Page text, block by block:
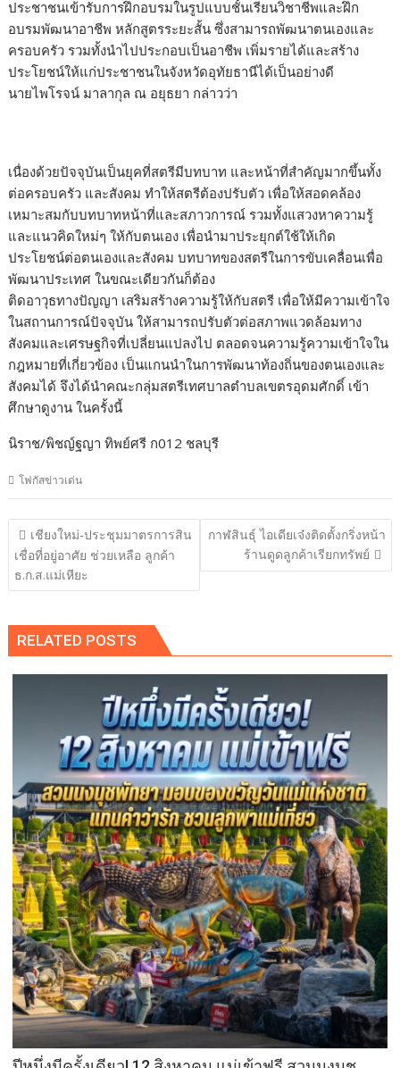
ประชาชนเข้ารับการฝึกอบรมในรูปแบบชั้นเรียนวิชาชีพและฝึก
อบรมพัฒนาอาชีพ หลักสูตรระยะสั้น ซึ่งสามารถพัฒนาตนเองและ
ครอบครัว รวมทั้งนำไปประกอบเป็นอาชีพ เพิ่มรายได้และสร้าง
ประโยชน์ให้แก่ประชาชนในจังหวัดอุทัยธานีได้เป็นอย่างดี
นายไพโรจน์ มาลากุล ณ อยุธยา กล่าวว่า
เนื่องด้วยปัจจุบันเป็นยุคที่สตรีมีบทบาท และหน้าที่สำคัญมากขึ้นทั้ง
ต่อครอบครัว และสังคม ทำให้สตรีต้องปรับตัว เพื่อให้สอดคล้อง
เหมาะสมกับบทบาทหน้าที่และสภาวการณ์ รวมทั้งแสวงหาความรู้
และแนวคิดใหม่ๆ ให้กับตนเอง เพื่อนำมาประยุกต์ใช้ให้เกิด
ประโยชน์ต่อตนเองและสังคม บทบาทของสตรีในการขับเคลื่อนเพื่อ
พัฒนาประเทศ ในขณะเดียวกันก็ต้อง
ติดอาวุธทางปัญญา เสริมสร้างความรู้ให้กับสตรี เพื่อให้มีความเข้าใจ
ในสถานการณ์ปัจจุบัน ให้สามารถปรับตัวต่อสภาพแวดล้อมทาง
สังคมและเศรษฐกิจที่เปลี่ยนแปลงไป ตลอดจนความรู้ความเข้าใจใน
กฎหมายที่เกี่ยวข้อง เป็นแกนนำในการพัฒนาท้องถิ่นของตนเองและ
สังคมได้ จึงได้นำคณะกลุ่มสตรีเทศบาลตำบลเขตรอุดมศักดิ์ เข้า
ศึกษาดูงาน ในครั้งนี้
นิราช/พิชญ์ฐญา ทิพย์ศรี ก012 ชลบุรี
โฟกัสข่าวเด่น
แนะแนว
เรื่อง
เชียงใหม่-ประชุมมาตรการสิน
เชื่อที่อยู่อาศัย ช่วยเหลือ ลูกค้า
ธ.ก.ส.แม่เหียะ
กาฬสินธุ์ ไอเดียเจ๋งติดตั้งกริ่งหน้า
ร้านดูดลูกค้าเรียกทรัพย์
RELATED POSTS